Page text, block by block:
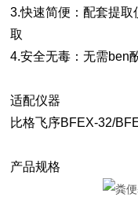
3.快速简便：配套提
取
4.安全无毒：无需ben
适配仪器
比格飞序BFEX-32/
产品规格